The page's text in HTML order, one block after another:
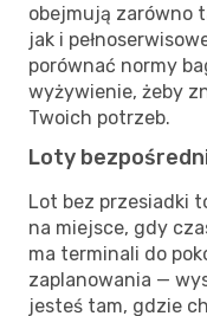
obejmują zarówno
jak i
porównać normy
wyżywienie, żeby
Twoich potrzeb.
Loty
Lot bez przesiadki
na miejsce, gdy
ma terminali do
zaplanowania —
jesteś tam, gdzie